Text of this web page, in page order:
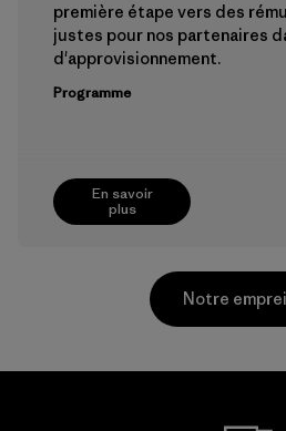
En savoir
plus
première étape vers des
justes pour nos partenaires
d'approvisionnement.
Programme
Notre